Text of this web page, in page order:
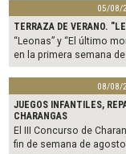
05/08/
TERRAZA DE VERANO.
“Leonas” y “El último
en la primera semana
08/08/
JUEGOS INFANTILES,
CHARANGAS
El III Concurso de
fin de semana de agosto